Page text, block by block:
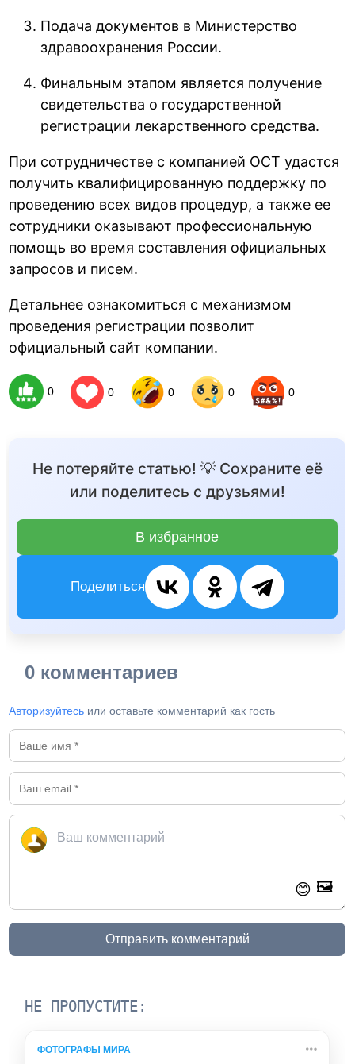
Подача документов в Министерство
здравоохранения России.
Финальным этапом является получение
свидетельства о государственной
регистрации лекарственного средства.
При сотрудничестве с компанией ОСТ удастся
получить квалифицированную поддержку по
проведению всех видов процедур, а также ее
сотрудники оказывают профессиональную
помощь во время составления официальных
запросов и писем.
Детальнее ознакомиться с механизмом
проведения регистрации позволит
официальный сайт компании.
0 0 0 0 0
Не потеряйте статью! 💡 Сохраните её
или поделитесь с друзьями!
В избранное
Поделиться
0 комментариев
Авторизуйтесь или оставьте комментарий как гость
😊 🖼️
Отправить комментарий
НЕ ПРОПУСТИТЕ:
ФОТОГРАФЫ МИРА